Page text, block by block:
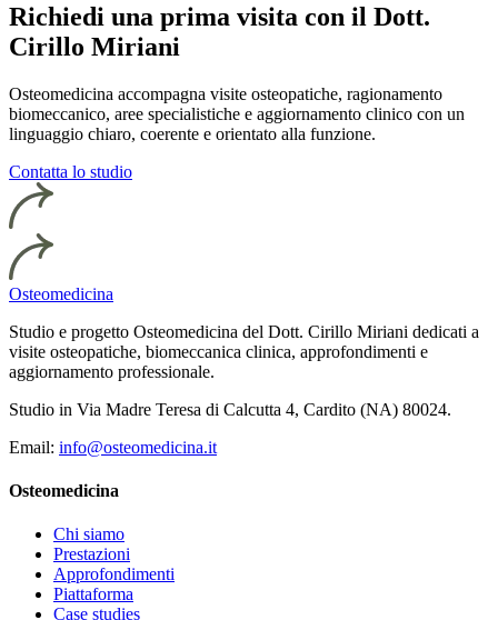
Richiedi una prima visita con il Dott.
Cirillo Miriani
Osteomedicina accompagna visite osteopatiche, ragionamento
biomeccanico, aree specialistiche e aggiornamento clinico con un
linguaggio chiaro, coerente e orientato alla funzione.
Contatta lo studio
Osteomedicina
Studio e progetto Osteomedicina del Dott. Cirillo Miriani dedicati a
visite osteopatiche, biomeccanica clinica, approfondimenti e
aggiornamento professionale.
Studio in Via Madre Teresa di Calcutta 4, Cardito (NA) 80024.
Email: info@osteomedicina.it
Osteomedicina
Chi siamo
Prestazioni
Approfondimenti
Piattaforma
Case studies